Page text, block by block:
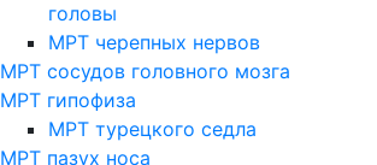
головы
МРТ черепных нервов
МРТ сосудов головного мозга
МРТ гипофиза
МРТ турецкого седла
МРТ пазух носа